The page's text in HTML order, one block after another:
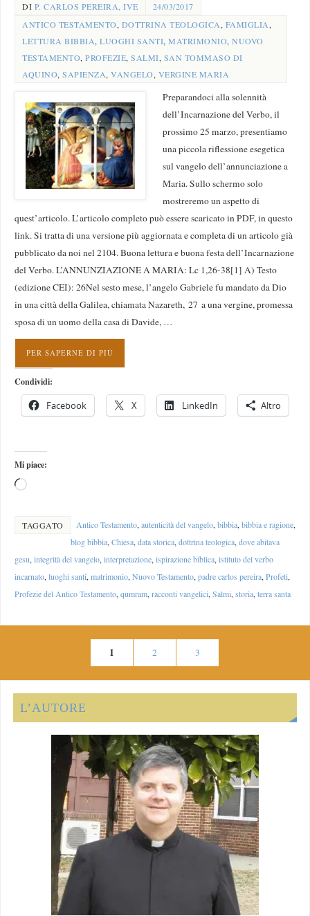
DI P. CARLOS PEREIRA, IVE
24/03/2017
ANTICO TESTAMENTO, DOTTRINA TEOLOGICA, FAMIGLIA,
LETTURA BIBBIA,LUOGHI SANTI,MATRIMONIO,NUOVO
TESTAMENTO,PROFEZIE,SALMI, SAN TOMMASO DI
AQUINO,SAPIENZA,VANGELO, VERGINE MARIA
Preparandoci alla solennità
dell’Incarnazione del Verbo, il
prossimo 25 marzo, presentiamo
una piccola riflessione esegetica
sul vangelo dell’annunciazione a
Maria. Sullo schermo solo
mostreremo un aspetto di
quest’articolo. L’articolo completo può essere scaricato in PDF, in questo
link. Si tratta di una versione più aggiornata e completa di un articolo già
pubblicato da noi nel 2104. Buona lettura e buona festa dell’Incarnazione
del Verbo. L’ANNUNZIAZIONE A MARIA: Lc 1,26-38[1] A) Testo
(edizione CEI): 26Nel sesto mese, l’angelo Gabriele fu mandato da Dio
in una città della Galilea, chiamata Nazareth, 27 a una vergine, promessa
sposa di un uomo della casa di Davide, …
PER SAPERNE DI PIÙ
Condividi:
Facebook X LinkedIn Altro
Mi piace:
TAGGATO Antico Testamento, autenticità del vangelo, bibbia, bibbia e ragione,
blog bibbia, Chiesa, data storica, dottrina teologica, dove abitava
gesu,integrità del vangelo,interpretazione,ispirazione biblica,istituto del verbo
incarnato,luoghi santi,matrimonio,Nuovo Testamento,padre carlos pereira,Profeti,
Profezie del Antico Testamento,qumram,racconti vangelici,Salmi,storia,terra santa
1 2 3
L’AUTORE